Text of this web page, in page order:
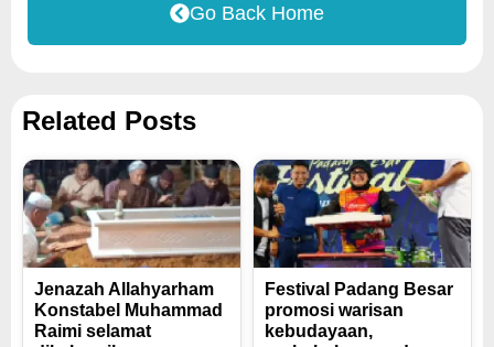
Go Back Home
Related Posts
Jenazah Allahyarham
Konstabel Muhammad
Raimi selamat
Festival Padang Besar
promosi warisan
kebudayaan,